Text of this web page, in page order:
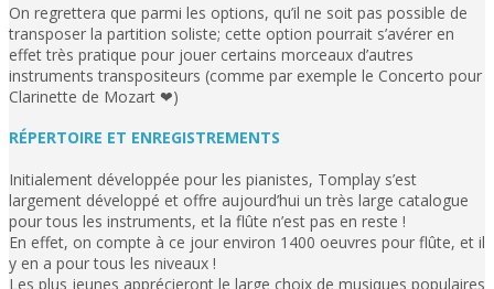
On regrettera que parmi les options, qu’il ne soit pas possible de
transposer la partition soliste; cette option pourrait s’avérer en
effet très pratique pour jouer certains morceaux d’autres
instruments transpositeurs (comme par exemple le Concerto pour
Clarinette de Mozart ❤)
RÉPERTOIRE ET ENREGISTREMENTS
Initialement développée pour les pianistes, Tomplay s’est
largement développé et offre aujourd’hui un très large catalogue
pour tous les instruments, et la flûte n’est pas en reste !
En effet, on compte à ce jour environ 1400 oeuvres pour flûte, et il
y en a pour tous les niveaux !
Les plus jeunes apprécieront le large choix de musiques populaires